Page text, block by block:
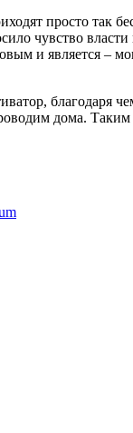
просто так
чувство
и является –
благодаря
дома. Таким